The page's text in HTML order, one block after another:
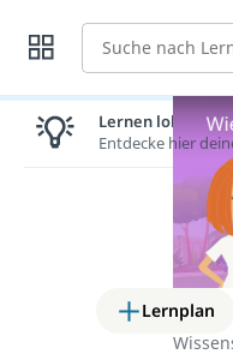
Suche
Lernplan
Lernen lohnt sich!
Entdecke hier